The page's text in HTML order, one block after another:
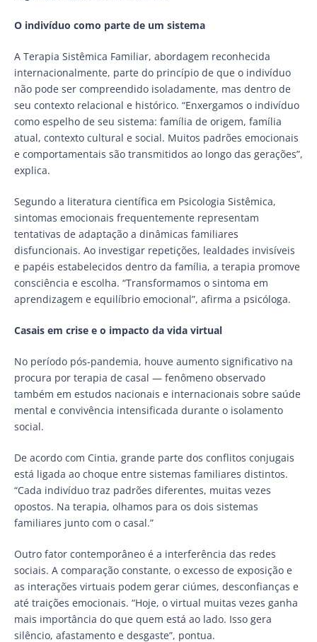
O indivíduo como parte de um sistema
A Terapia Sistêmica Familiar, abordagem reconhecida
internacionalmente, parte do princípio de que o indivíduo
não pode ser compreendido isoladamente, mas dentro de
seu contexto relacional e histórico. “Enxergamos o indivíduo
como espelho de seu sistema: família de origem, família
atual, contexto cultural e social. Muitos padrões emocionais
e comportamentais são transmitidos ao longo das gerações”,
explica.
Segundo a literatura científica em Psicologia Sistêmica,
sintomas emocionais frequentemente representam
tentativas de adaptação a dinâmicas familiares
disfuncionais. Ao investigar repetições, lealdades invisíveis
e papéis estabelecidos dentro da família, a terapia promove
consciência e escolha. “Transformamos o sintoma em
aprendizagem e equilíbrio emocional”, afirma a psicóloga.
Casais em crise e o impacto da vida virtual
No período pós-pandemia, houve aumento significativo na
procura por terapia de casal — fenômeno observado
também em estudos nacionais e internacionais sobre saúde
mental e convivência intensificada durante o isolamento
social.
De acordo com Cintia, grande parte dos conflitos conjugais
está ligada ao choque entre sistemas familiares distintos.
“Cada indivíduo traz padrões diferentes, muitas vezes
opostos. Na terapia, olhamos para os dois sistemas
familiares junto com o casal.”
Outro fator contemporâneo é a interferência das redes
sociais. A comparação constante, o excesso de exposição e
as interações virtuais podem gerar ciúmes, desconfianças e
até traições emocionais. “Hoje, o virtual muitas vezes ganha
mais importância do que quem está ao lado. Isso gera
silêncio, afastamento e desgaste”, pontua.